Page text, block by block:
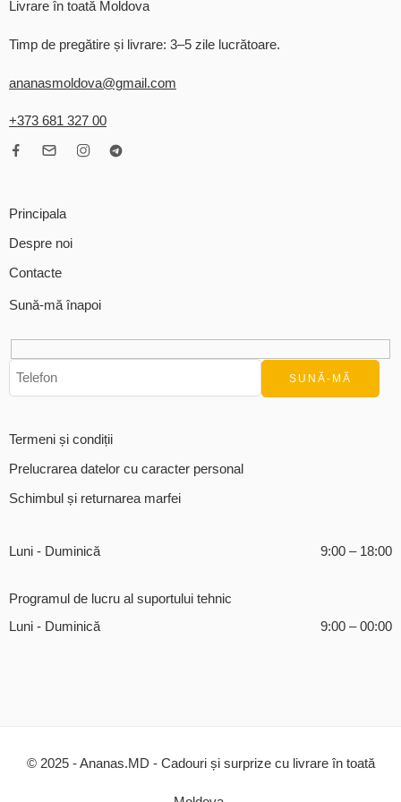
Livrare în toată Moldova
Timp de pregătire și livrare: 3–5 zile lucrătoare.
ananasmoldova@gmail.com
+373 681 327 00
Principala
Despre noi
Contacte
Sună-mă înapoi
Termeni și condiții
Prelucrarea datelor cu caracter personal
Schimbul și returnarea marfei
Luni - Duminică 9:00 – 18:00
Programul de lucru al suportului tehnic
Luni - Duminică
9:00 – 00:00
© 2025 - Ananas.MD - Cadouri și surprize cu livrare în toată